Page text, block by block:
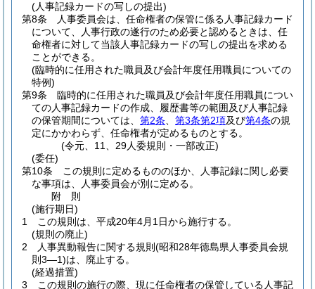
(人事記録カードの写しの提出)
第8条
人事委員会は、任命権者の保管に係る人事記録カード
について、人事行政の遂行のため必要と認めるときは、任
命権者に対して当該人事記録カードの写しの提出を求める
ことができる。
(臨時的に任用された職員及び会計年度任用職員についての
特例)
第9条
臨時的に任用された職員及び会計年度任用職員につい
ての人事記録カードの作成、履歴書等の範囲及び人事記録
の保管期間については、 第2条 第3条第2項及び第4条の規
定にかかわらず、任命権者が定めるものとする。
(令元、11、29人委規則・一部改正)
(委任)
第10条
この規則に定めるもののほか、人事記録に関し必要
な事項は、人事委員会が別に定める。
附 則
(施行期日)
1
この規則は、平成20年4月1日から施行する。
(規則の廃止)
2
人事異動報告に関する規則 (昭和28年徳島県人事委員会規
則3―1)は、廃止する。
(経過措置)
3
この規則の施行の際、現に任命権者の保管している人事記